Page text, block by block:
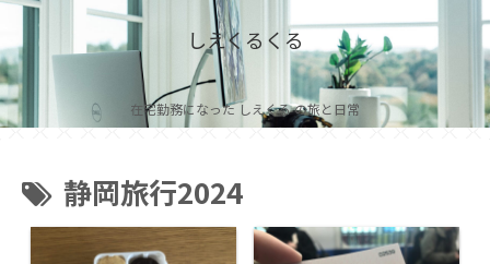
しえくるくる
在宅勤務になった しえくる の旅と日常
静岡旅行2024